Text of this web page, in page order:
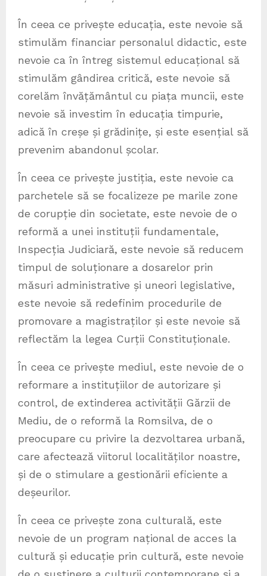
În ceea ce privește educația, este nevoie să
stimulăm financiar personalul didactic, este
nevoie ca în întreg sistemul educațional să
stimulăm gândirea critică, este nevoie să
corelăm învățământul cu piața muncii, este
nevoie să investim în educația timpurie,
adică în creșe și grădinițe, și este esențial să
prevenim abandonul școlar.
În ceea ce privește justiția, este nevoie ca
parchetele să se focalizeze pe marile zone
de corupție din societate, este nevoie de o
reformă a unei instituții fundamentale,
Inspecția Judiciară, este nevoie să reducem
timpul de soluționare a dosarelor prin
măsuri administrative și uneori legislative,
este nevoie să redefinim procedurile de
promovare a magistraților și este nevoie să
reflectăm la legea Curții Constituționale.
În ceea ce privește mediul, este nevoie de o
reformare a instituțiilor de autorizare și
control, de extinderea activității Gărzii de
Mediu, de o reformă la Romsilva, de o
preocupare cu privire la dezvoltarea urbană,
care afectează viitorul localităților noastre,
și de o stimulare a gestionării eficiente a
deșeurilor.
În ceea ce privește zona culturală, este
nevoie de un program național de acces la
cultură și educație prin cultură, este nevoie